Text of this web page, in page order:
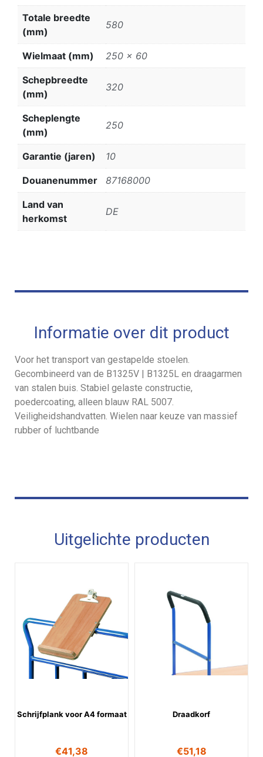
Totale breedte
(mm)
580
Wielmaat (mm) 250 x 60
Schepbreedte
(mm)
320
Scheplengte
(mm)
250
Garantie (jaren) 10
Douanenummer 87168000
Land van
herkomst
DE
Informatie over dit product
Voor het transport van gestapelde stoelen.
Gecombineerd van de B1325V | B1325L en draagarmen
van stalen buis. Stabiel gelaste constructie,
poedercoating, alleen blauw RAL 5007.
Veiligheidshandvatten. Wielen naar keuze van massief
rubber of luchtbande
Uitgelichte producten
Schrijfplank voor A4 formaat
€41,38
Draadkorf
€51,18